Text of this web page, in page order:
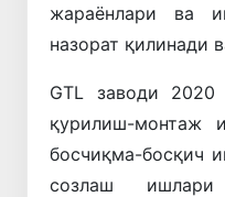
жараёнлари ва
назорат қилинади
GTL заводи 2020
қурилиш-монтаж
босчиқма-босқич
созлаш